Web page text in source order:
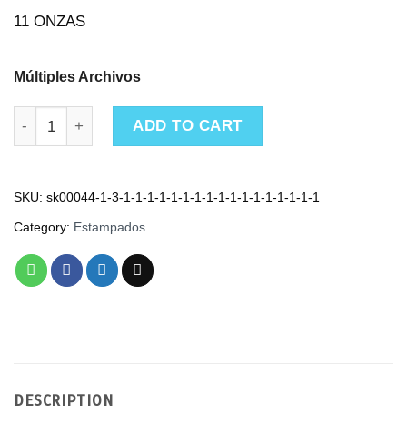
11 ONZAS
Múltiples Archivos
ADD TO CART
SKU: sk00044-1-3-1-1-1-1-1-1-1-1-1-1-1-1-1-1-1-1-1
Category: Estampados
DESCRIPTION